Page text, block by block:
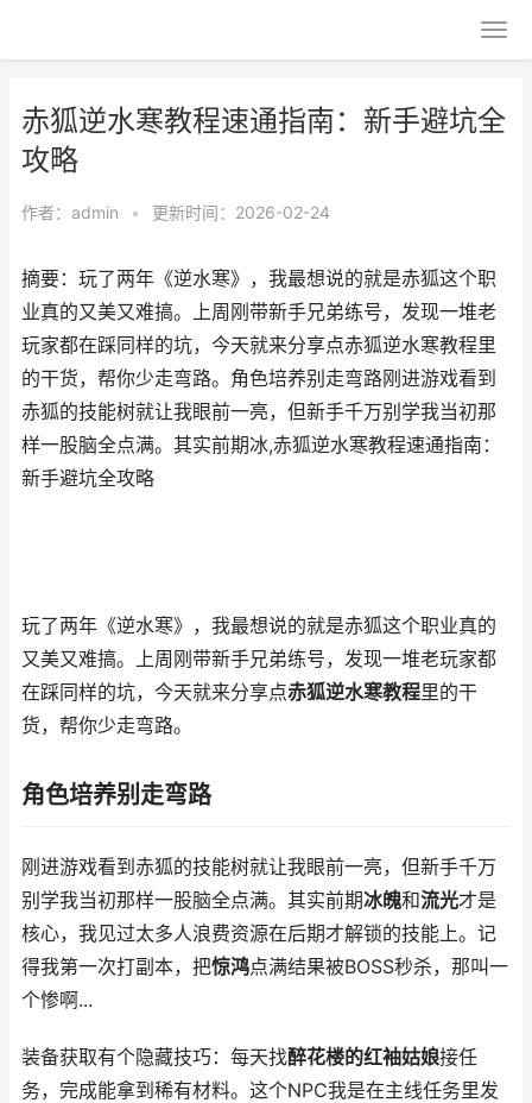
赤狐逆水寒教程速通指南：新手避坑全
攻略
作者： admin • 更新时间：2026-02-24
摘要：玩了两年《逆水寒》，我最想说的就是赤狐这个职
业真的又美又难搞。上周刚带新手兄弟练号，发现一堆老
玩家都在踩同样的坑，今天就来分享点赤狐逆水寒教程里
的干货，帮你少走弯路。角色培养别走弯路刚进游戏看到
赤狐的技能树就让我眼前一亮，但新手千万别学我当初那
样一股脑全点满。其实前期冰,赤狐逆水寒教程速通指南：
新手避坑全攻略
玩了两年《逆水寒》，我最想说的就是赤狐这个职业真的
又美又难搞。上周刚带新手兄弟练号，发现一堆老玩家都
在踩同样的坑，今天就来分享点赤狐逆水寒教程里的干
货，帮你少走弯路。
角色培养别走弯路
刚进游戏看到赤狐的技能树就让我眼前一亮，但新手千万
别学我当初那样一股脑全点满。其实前期冰魄和流光才是
核心，我见过太多人浪费资源在后期才解锁的技能上。记
得我第一次打副本，把惊鸿点满结果被BOSS秒杀，那叫一
个惨啊...
装备获取有个隐藏技巧：每天找醉花楼的红袖姑娘接任
务，完成能拿到稀有材料。这个NPC我是在主线任务里发